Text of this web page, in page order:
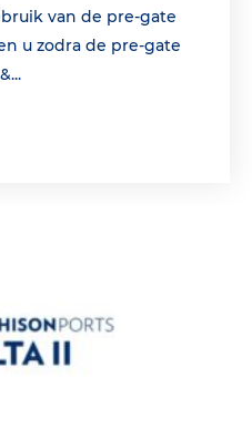
van de pre-gate
u zodra de pre-gate